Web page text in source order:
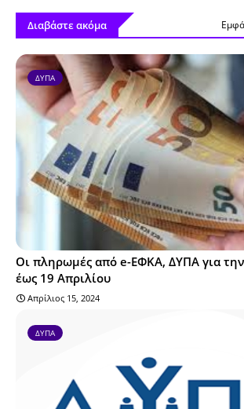
Διαβάστε ακόμα
ΔΥΠΑ
Οι πληρωμές από e-ΕΦΚΑ, ΔΥΠΑ για
έως 19 Απριλίου
Απρίλιος 15, 2024
ΔΥΠΑ